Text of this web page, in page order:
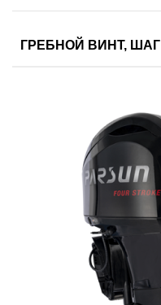
ГРЕБНОЙ ВИНТ, ШАГ